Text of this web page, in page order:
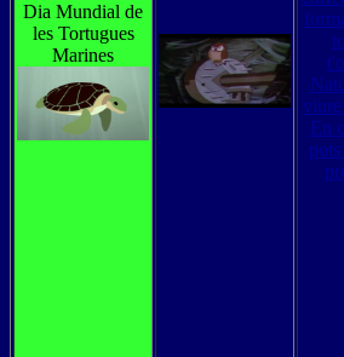
Dia Mundial de
les Tortugues
Marines